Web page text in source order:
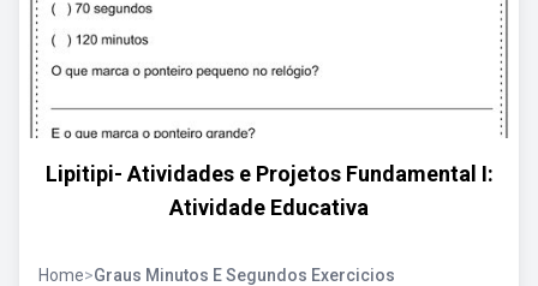
Lipitipi- Atividades e Projetos Fundamental I:
Atividade Educativa
Home>Graus Minutos E Segundos Exercicios